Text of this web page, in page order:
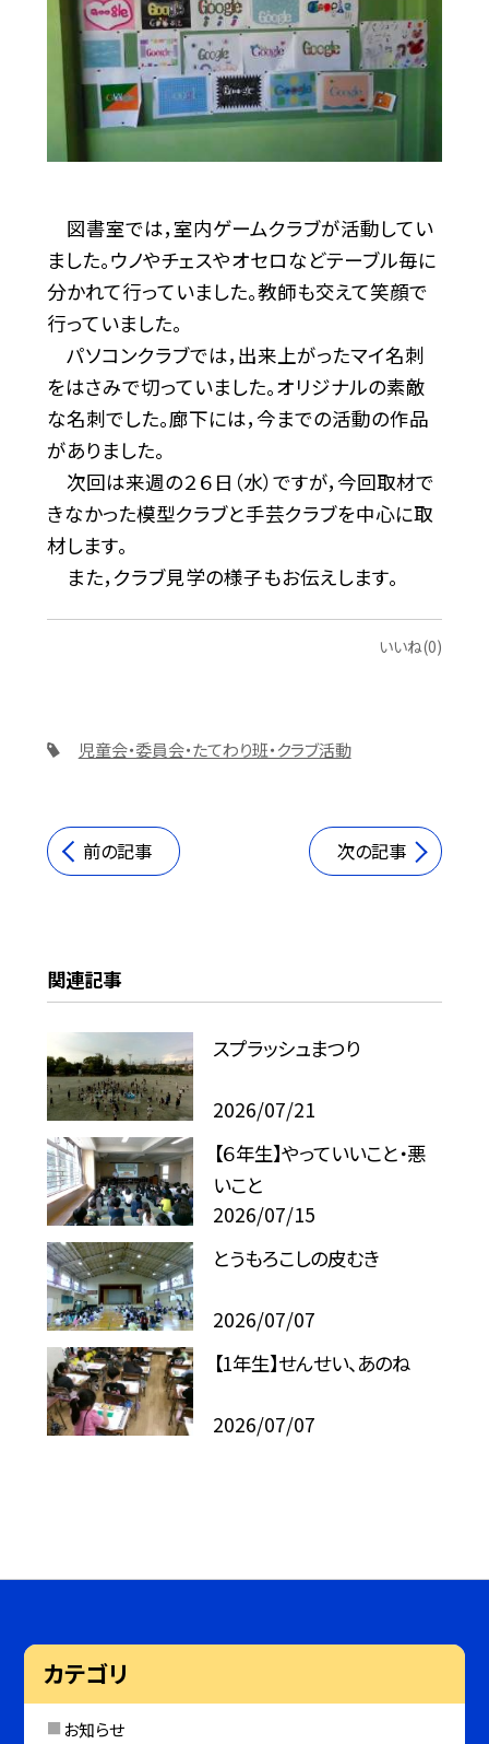
図書室では，室内ゲームクラブが活動してい
ました。ウノやチェスやオセロなどテーブル毎に
分かれて行っていました。教師も交えて笑顔で
行っていました。
パソコンクラブでは，出来上がったマイ名刺
をはさみで切っていました。オリジナルの素敵
な名刺でした。廊下には，今までの活動の作品
がありました。
次回は来週の２６日（水）ですが，今回取材で
きなかった模型クラブと手芸クラブを中心に取
材します。
また，クラブ見学の様子もお伝えします。
いいね(0)
児童会・委員会・たてわり班・クラブ活動
前の記事 次の記事
関連記事
スプラッシュまつり
2026/07/21
【６年生】やっていいこと・悪
いこと
2026/07/15
とうもろこしの皮むき
2026/07/07
【1年生】せんせい、あのね
2026/07/07
カテゴリ
お知らせ